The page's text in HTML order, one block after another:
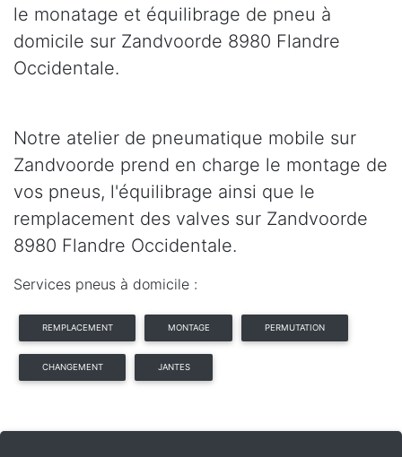
le monatage et équilibrage de pneu à
domicile sur Zandvoorde 8980 Flandre
Occidentale.
Notre atelier de pneumatique mobile sur
Zandvoorde prend en charge le montage de
vos pneus, l'équilibrage ainsi que le
remplacement des valves sur Zandvoorde
8980 Flandre Occidentale.
Services pneus à domicile :
REMPLACEMENT MONTAGE PERMUTATION
CHANGEMENT JANTES